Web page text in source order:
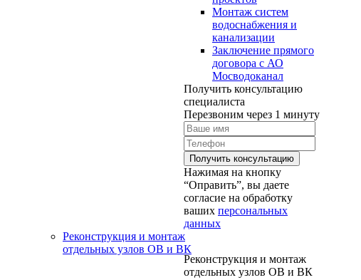
Монтаж систем
водоснабжения и
канализации
Заключение прямого
договора с АО
Мосводоканал
Получить консультацию
специалиста
Перезвоним через 1 минуту
Нажимая на кнопку
“Оправить”, вы даете
согласие на обработку
ваших персональных
данных
Реконструкция и монтаж
отдельных узлов ОВ и ВК
Реконструкция и монтаж
отдельных узлов ОВ и ВК